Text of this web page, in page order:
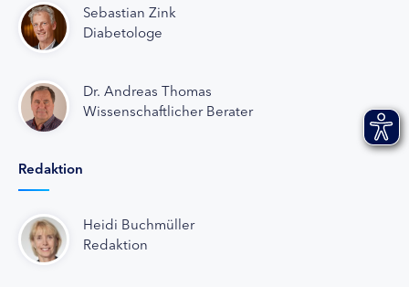
Sebastian Zink
Diabetologe
Dr. Andreas Thomas
Wissenschaftlicher Berater
Redaktion
Heidi Buchmüller
Redaktion